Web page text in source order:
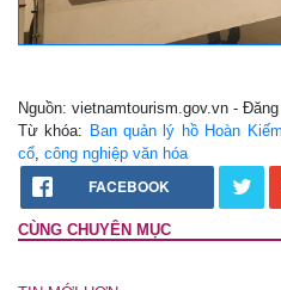
Nguồn: vietnamtourism.gov.vn -
Từ khóa: Ban quản lý hồ Hoàn Kiếm
cổ công nghiệp văn hóa
FACEBOOK
CÙNG CHUYÊN MỤC